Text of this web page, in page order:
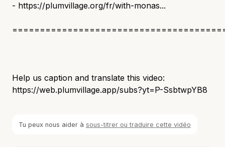
- https://plumvillage.org/fr/with-monas...
Help us caption and translate this video:
https://web.plumvillage.app/subs?yt=P-SsbtwpYB8
Tu peux nous aider à sous-titrer ou traduire cette vidéo